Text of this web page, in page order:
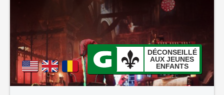
DÉCONSEILLÉ
AUX JEUNES
ENFANTS